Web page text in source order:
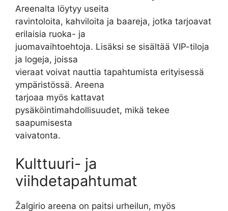
Areenalta löytyy useita
ravintoloita, kahviloita ja baareja, jotka tarjoavat
erilaisia ruoka- ja
juomavaihtoehtoja. Lisäksi se sisältää VIP-tiloja
ja logeja, joissa
vieraat voivat nauttia tapahtumista erityisessä
ympäristössä. Areena
tarjoaa myös kattavat
pysäköintimahdollisuudet, mikä tekee
saapumisesta
vaivatonta.
Kulttuuri- ja
viihdetapahtumat
Žalgirio areena on paitsi urheilun, myös